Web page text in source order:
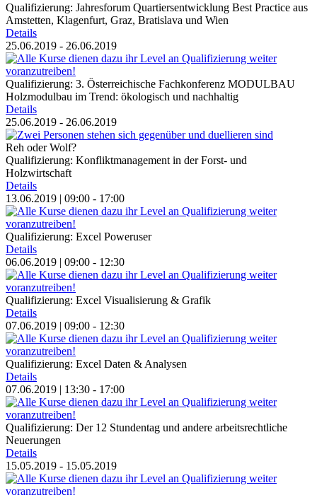
Qualifizierung: Jahresforum Quartiersentwicklung Best Practice aus
Amstetten, Klagenfurt, Graz, Bratislava und Wien
Details
25.06.2019 - 26.06.2019
Qualifizierung: 3. Österreichische Fachkonferenz MODULBAU
Holzmodulbau im Trend: ökologisch und nachhaltig
Details
25.06.2019 - 26.06.2019
Reh oder Wolf?
Qualifizierung: Konfliktmanagement in der Forst- und
Holzwirtschaft
Details
13.06.2019 | 09:00 - 17:00
Qualifizierung: Excel Poweruser
Details
06.06.2019 | 09:00 - 12:30
Qualifizierung: Excel Visualisierung & Grafik
Details
07.06.2019 | 09:00 - 12:30
Qualifizierung: Excel Daten & Analysen
Details
07.06.2019 | 13:30 - 17:00
Qualifizierung: Der 12 Stundentag und andere arbeitsrechtliche
Neuerungen
Details
15.05.2019 - 15.05.2019